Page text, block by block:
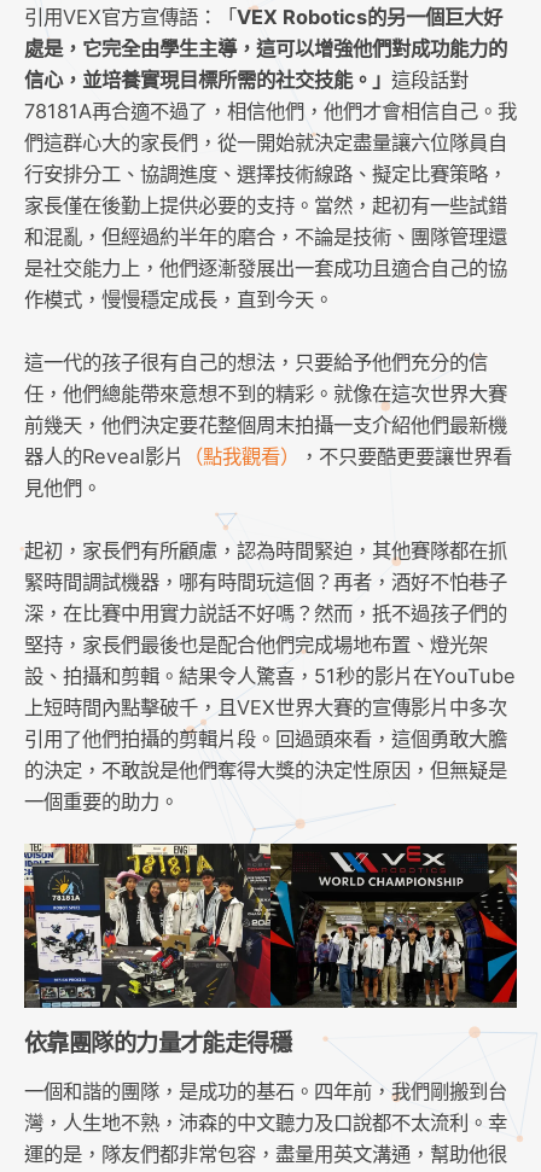
引用VEX官方宣傳語：「VEX Robotics的另一個巨大好
處是，它完全由學生主導，這可以增強他們對成功能力的
信心，並培養實現目標所需的社交技能。」 這段話對
78181A再合適不過了，相信他們，他們才會相信自己。我
們這群心大的家長們，從一開始就決定盡量讓六位隊員自
行安排分工、協調進度、選擇技術線路、擬定比賽策略，
家長僅在後勤上提供必要的支持。當然，起初有一些試錯
和混亂，但經過約半年的磨合，不論是技術、團隊管理還
是社交能力上，他們逐漸發展出一套成功且適合自己的協
作模式，慢慢穩定成長，直到今天。
這一代的孩子很有自己的想法，只要給予他們充分的信
任，他們總能帶來意想不到的精彩。就像在這次世界大賽
前幾天，他們決定要花整個周末拍攝一支介紹他們最新機
器人的Reveal影片
（點我觀看）
，不只要酷更要讓世界看
見他們。
起初，家長們有所顧慮，認為時間緊迫，其他賽隊都在抓
緊時間調試機器，哪有時間玩這個？再者，酒好不怕巷子
深，在比賽中用實力説話不好嗎？然而，扺不過孩子們的
堅持，家長們最後也是配合他們完成場地布置、燈光架
設、拍攝和剪輯。結果令人驚喜，51秒的影片在YouTube
上短時間內點擊破千，且VEX世界大賽的宣傳影片中多次
引用了他們拍攝的剪輯片段。回過頭來看，這個勇敢大膽
的決定，不敢說是他們奪得大獎的決定性原因，但無疑是
一個重要的助力。
依靠團隊的力量才能走得穩
一個和諧的團隊，是成功的基石。四年前，我們剛搬到台
灣，人生地不熟，沛森的中文聽力及口說都不太流利。幸
運的是，隊友們都非常包容，盡量用英文溝通，幫助他很